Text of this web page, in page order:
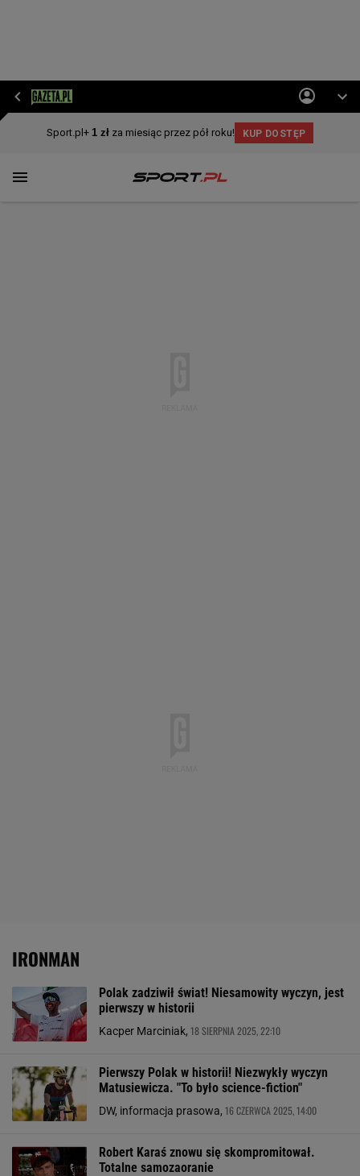
IRONMAN
Polak zadziwił świat! Niesamowity wyczyn, jest
pierwszy w historii
Kacper Marciniak, 18 SIERPNIA 2025, 22:10
Pierwszy Polak w historii! Niezwykły wyczyn
Matusiewicza. "To było science-fiction"
DW, informacja prasowa, 16 CZERWCA 2025, 14:00
Robert Karaś znowu się skompromitował.
Totalne samozaoranie